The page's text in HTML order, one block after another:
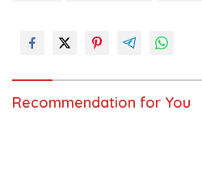
Recommendation for You